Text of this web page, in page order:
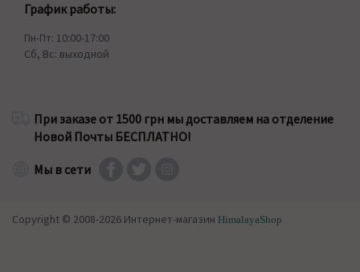
График работы:
Пн-Пт: 10:00-17:00
Сб, Вс: выходной
При заказе от 1500 грн мы доставляем на отделение
Новой Почты БЕСПЛАТНО!
Мы в сети
Copyright © 2008-2026 Интернет-магазин HimalayaShop